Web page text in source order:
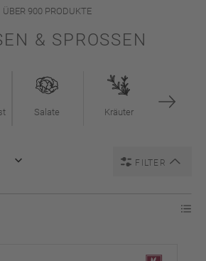
ÜBER 900 PRODUKTE
& SPROSSEN
Salate Kräuter
FILTER